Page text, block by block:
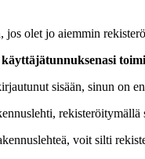
jos olet jo aiemmin
sisään, sinun on
voit silti